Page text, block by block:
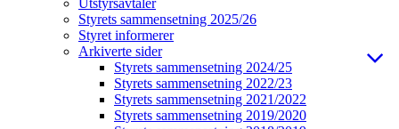
Utstyrsavtaler
Styrets sammensetning 2025/26
Styret informerer
Arkiverte sider
Styrets sammensetning 2024/25
Styrets sammensetning 2022/23
Styrets sammensetning 2021/2022
Styrets sammensetning 2019/2020